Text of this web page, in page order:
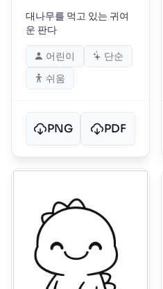
대나무를 먹고 있는 귀여
운 판다
어린이
단순
쉬움
PNG PDF